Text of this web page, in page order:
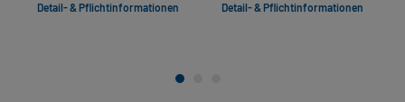
Detail- & Pflichtinformationen Detail- & Pflichtinformationen